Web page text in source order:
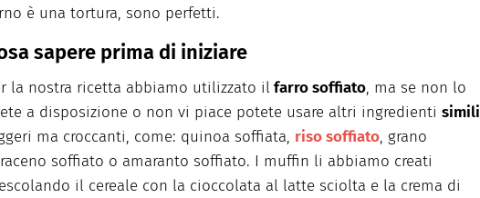
è una tortura, sono perfetti.
sapere prima di iniziare
la nostra ricetta abbiamo utilizzato ilfarro soffiato, ma se non lo
a disposizione o non vi piace potete usare altri ingredienti simili
ma croccanti, come: quinoa soffiata, riso soffiato, grano
soffiato o amaranto soffiato. I muffin li abbiamo creati
il cereale con la cioccolata al latte sciolta e la crema di